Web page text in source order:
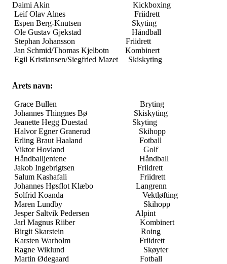
Daimi Akin Kickboxing
Leif Olav Alnes Friidrett
Espen Berg-Knutsen Skyting
Ole Gustav Gjekstad Håndball
Stephan Johansson Friidrett
Jan Schmid/Thomas Kjelbotn Kombinert
Egil Kristiansen/Siegfried Mazet Skiskyting
Årets navn:
Grace Bullen Bryting
Johannes Thingnes Bø Skiskyting
Jeanette Hegg Duestad Skyting
Halvor Egner Granerud Skihopp
Erling Braut Haaland Fotball
Viktor Hovland Golf
Håndballjentene Håndball
Jakob Ingebrigtsen Friidrett
Salum Kashafali Friidrett
Johannes Høsflot Klæbo Langrenn
Solfrid Koanda Vektløfting
Maren Lundby Skihopp
Jesper Saltvik Pedersen Alpint
Jarl Magnus Riiber Kombinert
Birgit Skarstein Roing
Karsten Warholm Friidrett
Ragne Wiklund Skøyter
Martin Ødegaard Fotball